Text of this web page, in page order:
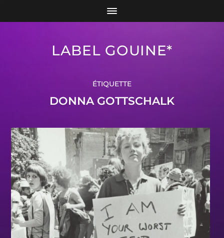
LABEL GOUINE*
ÉTIQUETTE
DONNA GOTTSCHALK